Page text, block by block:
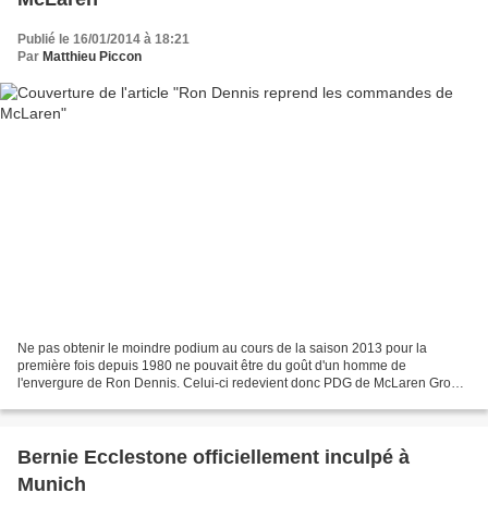
Publié le 16/01/2014 à 18:21
Par Matthieu Piccon
Ne pas obtenir le moindre podium au cours de la saison 2013 pour la
première fois depuis 1980 ne pouvait être du goût d'un homme de
l'envergure de Ron Dennis. Celui-ci redevient donc PDG de McLaren Group
Bernie Ecclestone officiellement inculpé à
Munich